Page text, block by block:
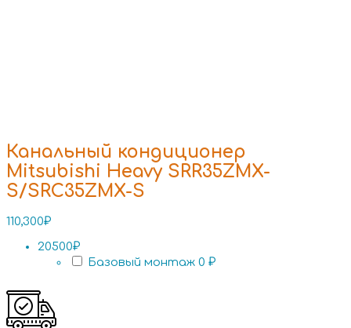
Канальный кондиционер
Mitsubishi Heavy SRR35ZMX-
S/SRC35ZMX-S
110,300₽
20500₽
Базовый монтаж 0 ₽